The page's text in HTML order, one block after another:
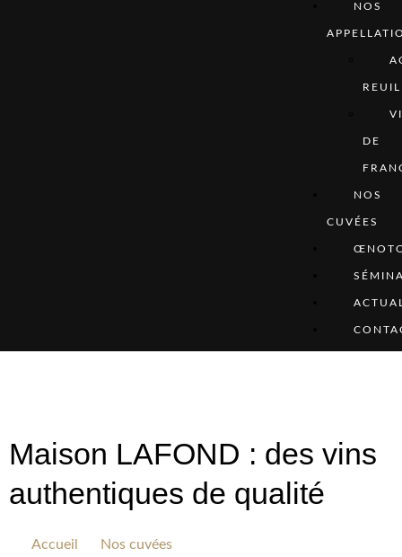
NOS
DE
NOS
CUVÉES
Maison LAFOND : des vins
authentiques de qualité
Accueil
Nos cuvées